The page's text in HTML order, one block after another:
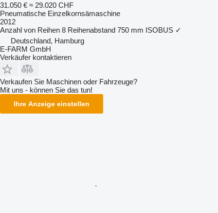
31.050 € ≈ 29.020 CHF
Pneumatische Einzelkornsämaschine
2012
Anzahl von Reihen 8 Reihenabstand 750 mm ISOBUS ✓
Deutschland, Hamburg
E-FARM GmbH
Verkäufer kontaktieren
Verkaufen Sie Maschinen oder Fahrzeuge?
Mit uns - können Sie das tun!
Ihre Anzeige einstellen